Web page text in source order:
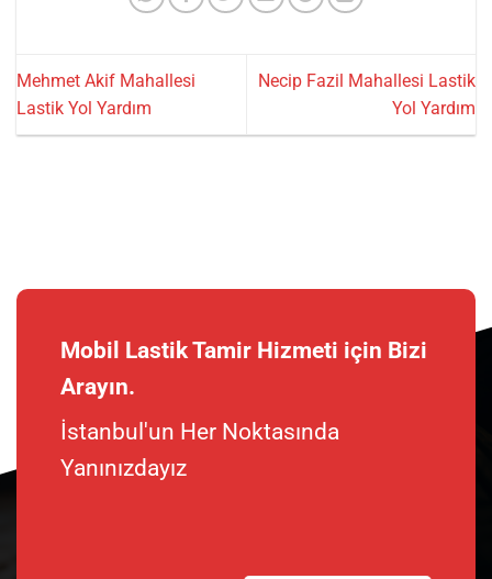
Mehmet Akif Mahallesi
Lastik Yol Yardım
Necip Fazil Mahallesi Lastik
Yol Yardım
Mobil Lastik Tamir Hizmeti için Bizi
Arayın.
İstanbul'un Her Noktasında
Yanınızdayız